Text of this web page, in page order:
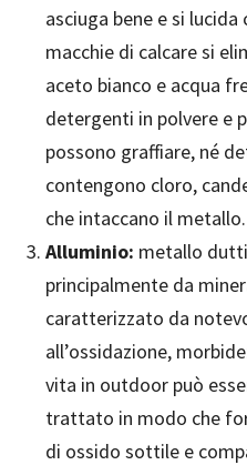
asciuga bene e si
macchie di calcare si
aceto bianco e acqua
detergenti in polvere e
possono graffiare, né
contengono cloro,
che intaccano il metallo.
Alluminio: metallo
principalmente da
caratterizzato da
all’ossidazione,
vita in outdoor può
trattato in modo che
di ossido sottile e